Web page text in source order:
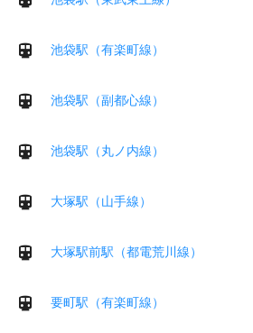
池袋駅（有楽町線）
池袋駅（副都心線）
池袋駅（丸ノ内線）
大塚駅（山手線）
大塚駅前駅（都電荒川線）
要町駅（有楽町線）